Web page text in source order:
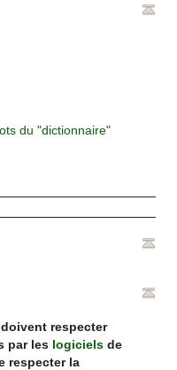
du "dictionnaire"
respecter
par les logiciels de
respecter la